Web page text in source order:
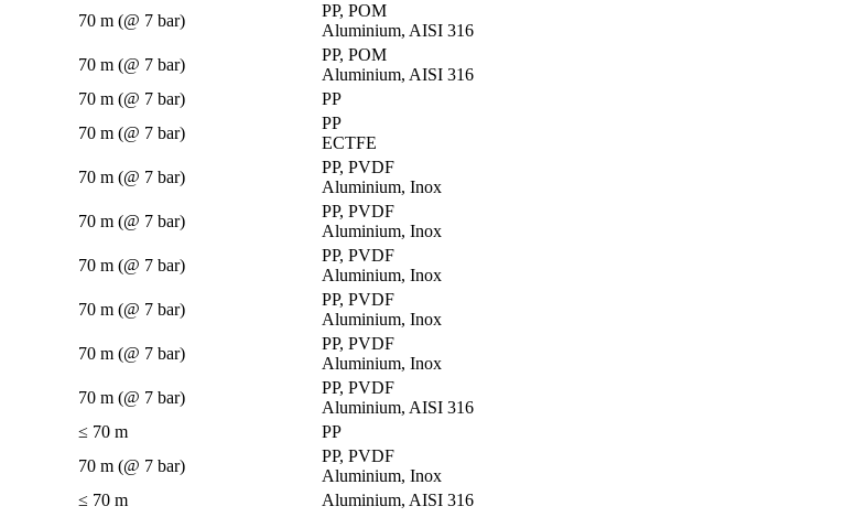
70 m (@ 7 bar)
PP, POM
Aluminium, AISI 316
70 m (@ 7 bar)
PP, POM
Aluminium, AISI 316
70 m (@ 7 bar)
PP
70 m (@ 7 bar)
PP
ECTFE
70 m (@ 7 bar)
PP, PVDF
Aluminium, Inox
70 m (@ 7 bar)
PP, PVDF
Aluminium, Inox
70 m (@ 7 bar)
PP, PVDF
Aluminium, Inox
70 m (@ 7 bar)
PP, PVDF
Aluminium, Inox
70 m (@ 7 bar)
PP, PVDF
Aluminium, Inox
70 m (@ 7 bar)
PP, PVDF
Aluminium, AISI 316
≤ 70 m
PP
70 m (@ 7 bar)
PP, PVDF
Aluminium, Inox
≤ 70 m
Aluminium, AISI 316